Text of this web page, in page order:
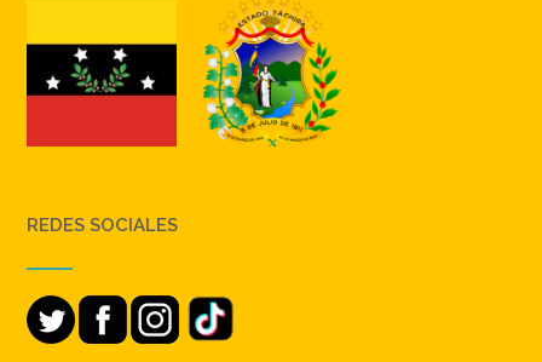
REDES SOCIALES